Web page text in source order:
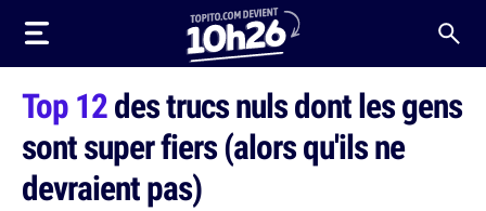
Top 12des trucs nuls dont les gens
sont super fiers (alors qu'ils ne
devraient pas)